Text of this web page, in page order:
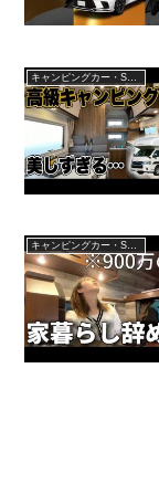
キャンピングカー・SUV人気車種